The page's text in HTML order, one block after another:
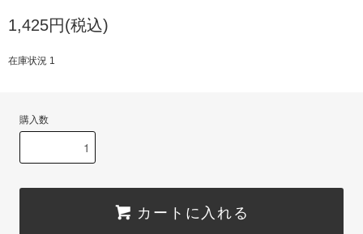
1,425円(税込)
在庫状況 1
購入数
カートに入れる